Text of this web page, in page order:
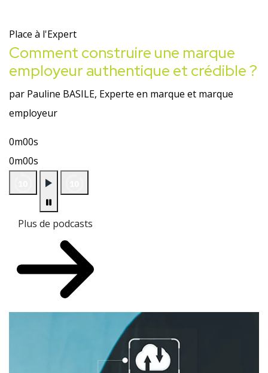
Place à l'Expert
Comment construire une marque
employeur authentique et crédible ?
par Pauline BASILE, Experte en marque et marque
employeur
0m00s
0m00s
Plus de podcasts